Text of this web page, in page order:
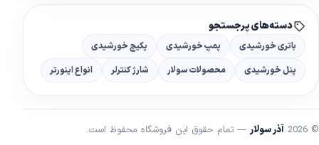
دسته‌های پرجستجو
باتری خورشیدی پمپ خورشیدی
پکیج خورشیدی
پنل خورشیدی
محصولات سولار شارژ کنترلر انواع اینورتر
© 2026 آذر سولار — تمام حقوق این فروشگاه محفوظ است.